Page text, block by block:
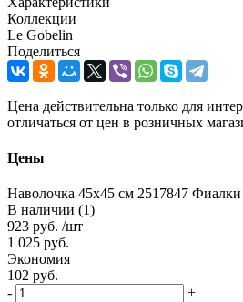
Коллекции
Le Gobelin
Поделиться
Цена действительна только для
отличаться от цен в розничных
Цены
Наволочка 45х45 см 2517847 Фиалки
В наличии (1)
923 руб. /шт
1 025 руб.
Экономия
102 руб.
-
+